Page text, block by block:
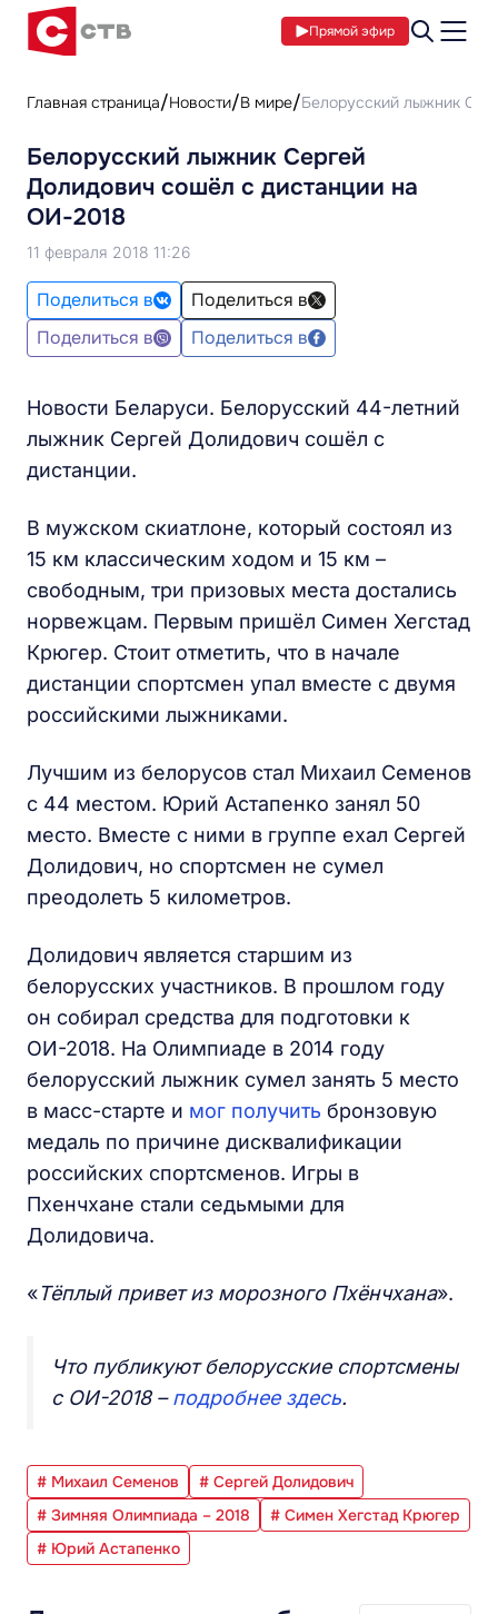
Прямой эфир
Главная страница Новости В мире Белорусский лыжник
Белорусский лыжник Сергей
Долидович сошёл с дистанции на
ОИ-2018
11 февраля 2018 11:26
Поделиться в
Поделиться в
Поделиться в
Поделиться в
Новости Беларуси. Белорусский 44-летний
лыжник Сергей Долидович сошёл с
дистанции.
В мужском скиатлоне, который состоял из
15 км классическим ходом и 15 км –
свободным, три призовых места достались
норвежцам. Первым пришёл Симен Хегстад
Крюгер. Стоит отметить, что в начале
дистанции спортсмен упал вместе с двумя
российскими лыжниками.
Лучшим из белорусов стал Михаил Семенов
с 44 местом. Юрий Астапенко занял 50
место. Вместе с ними в группе ехал Сергей
Долидович, но спортсмен не сумел
преодолеть 5 километров.
Долидович является старшим из
белорусских участников. В прошлом году
он собирал средства для подготовки к
ОИ-2018. На Олимпиаде в 2014 году
белорусский лыжник сумел занять 5 место
в масс-старте и мог получить бронзовую
медаль по причине дисквалификации
российских спортсменов. Игры в
Пхенчхане стали седьмыми для
Долидовича.
«Тёплый привет из морозного Пхёнчхана».
Что публикуют белорусские спортсмены
с ОИ-2018 –подробнее здесь.
# Михаил Семенов
# Сергей Долидович
# Зимняя Олимпиада – 2018
# Симен Хегстад Крюгер
# Юрий Астапенко